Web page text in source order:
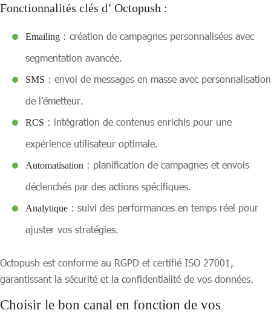
Fonctionnalités clés d’ Octopush :
Emailing : création de campagnes personnalisées avec
segmentation avancée.
SMS : envoi de messages en masse avec personnalisation
de l’émetteur.
RCS : intégration de contenus enrichis pour une
expérience utilisateur optimale.
Automatisation : planification de campagnes et envois
déclenchés par des actions spécifiques.
Analytique : suivi des performances en temps réel pour
ajuster vos stratégies.
Octopush est conforme au RGPD et certifié ISO 27001,
garantissant la sécurité et la confidentialité de vos données.
Choisir le bon canal en fonction de vos